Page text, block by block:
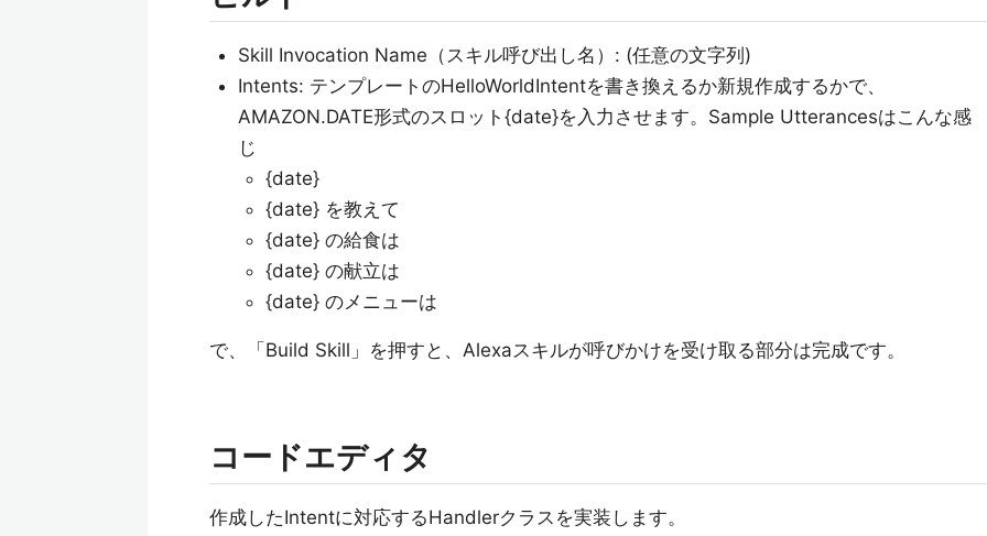
Skill Invocation Name（スキル呼び出し名）: (任意の文字列)
Intents: テンプレートのHelloWorldIntentを書き換えるか新規作成するかで、
AMAZON.DATE形式のスロット{date}を入力させます。Sample Utterancesはこんな感
じ
{date}
{date} を教えて
{date} の給食は
{date} の献立は
{date} のメニューは
で、「Build Skill」を押すと、Alexaスキルが呼びかけを受け取る部分は完成です。
コードエディタ
作成したIntentに対応するHandlerクラスを実装します。